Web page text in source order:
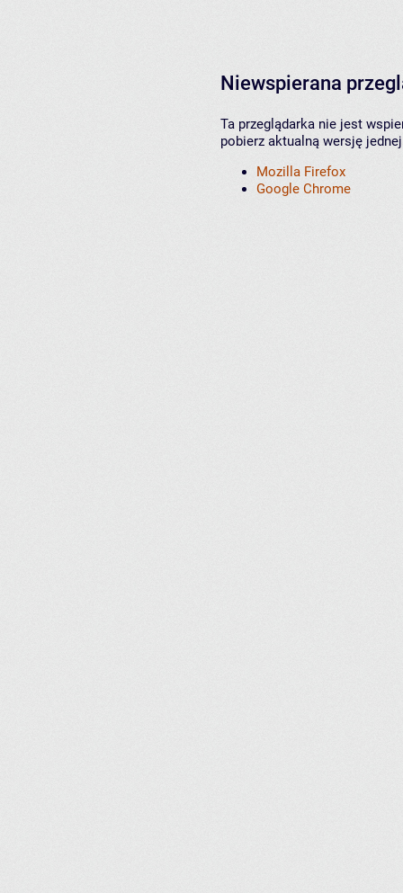
Niewspierana
Ta przeglądarka nie jest
pobierz aktualną wersję
Mozilla Firefox
Google Chrome